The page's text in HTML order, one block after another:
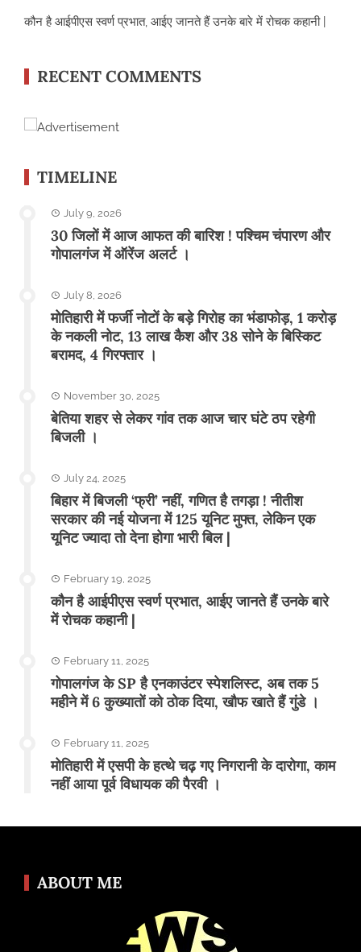
कौन है आईपीएस स्वर्ण प्रभात, आईए जानते हैं उनके बारे में रोचक कहानी |
RECENT COMMENTS
TIMELINE
July 9, 2026
30 जिलों में आज आफत की बारिश ! पश्चिम चंपारण और
गोपालगंज में ऑरेंज अलर्ट ।
July 8, 2026
मोतिहारी में फर्जी नोटों के बड़े गिरोह का भंडाफोड़, 1 करोड़
के नकली नोट, 13 लाख कैश और 38 सोने के बिस्किट
बरामद, 4 गिरफ्तार ।
November 30, 2025
बेतिया शहर से लेकर गांव तक आज चार घंटे ठप रहेगी
बिजली ।
July 24, 2025
बिहार में बिजली ‘फ्री’ नहीं, गणित है तगड़ा ! नीतीश
सरकार की नई योजना में 125 यूनिट मुफ्त, लेकिन एक
यूनिट ज्यादा तो देना होगा भारी बिल |
February 19, 2025
कौन है आईपीएस स्वर्ण प्रभात, आईए जानते हैं उनके बारे
में रोचक कहानी |
February 11, 2025
गोपालगंज के SP है एनकाउंटर स्पेशलिस्ट, अब तक 5
महीने में 6 कुख्यातों को ठोक दिया, खौफ खाते हैं गुंडे ।
February 11, 2025
मोतिहारी में एसपी के हत्थे चढ़ गए निगरानी के दारोगा, काम
नहीं आया पूर्व विधायक की पैरवी ।
ABOUT ME